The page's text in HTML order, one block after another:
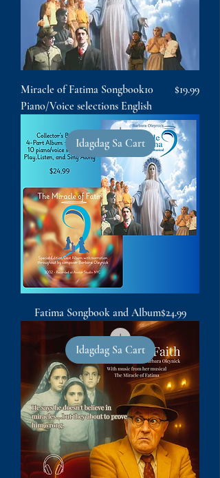
Miracle of Fatima Songbook10
Piano/Voice selections English
Presyo
$19.99
Idagdag Sa Cart
Fatima Songbook and AlbumPresyo
$24.99
Idagdag Sa Cart